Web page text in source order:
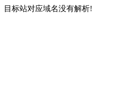
目标站对应域名没有解析!